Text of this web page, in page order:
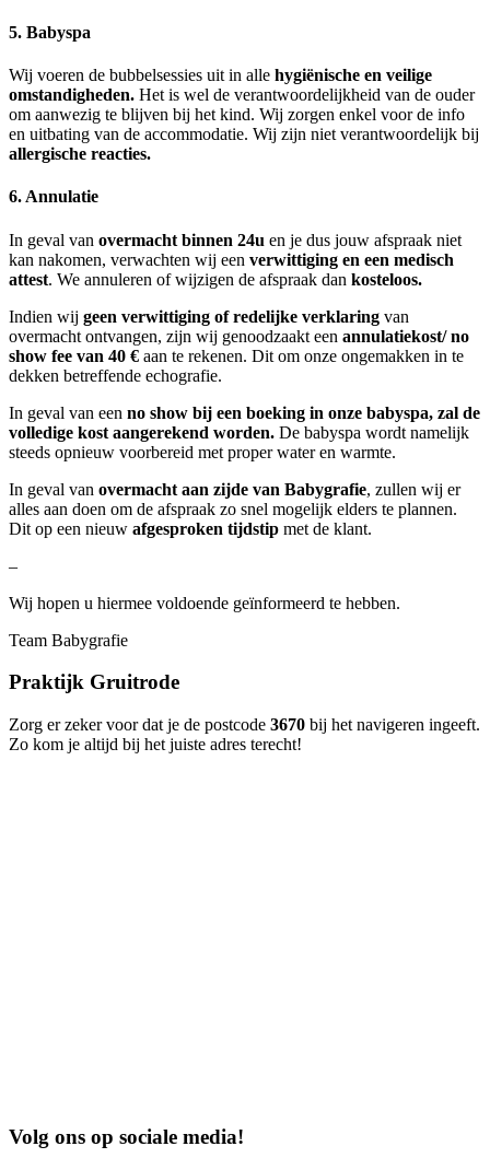
5. Babyspa
Wij voeren de bubbelsessies uit in alle hygiënische en veilige
omstandigheden. Het is wel de verantwoordelijkheid van de ouder
om aanwezig te blijven bij het kind. Wij zorgen enkel voor de info
en uitbating van de accommodatie. Wij zijn niet verantwoordelijk bij
allergische reacties.
6. Annulatie
In geval van overmacht binnen 24u en je dus jouw afspraak niet
kan nakomen, verwachten wij een verwittiging en een medisch
attest. We annuleren of wijzigen de afspraak dan kosteloos.
Indien wij geen verwittiging of redelijke verklaring van
overmacht ontvangen, zijn wij genoodzaakt een annulatiekost/ no
show fee van 40 € aan te rekenen. Dit om onze ongemakken in te
dekken betreffende echografie.
In geval van een no show bij een boeking in onze babyspa, zal de
volledige kost aangerekend worden. De babyspa wordt namelijk
steeds opnieuw voorbereid met proper water en warmte.
In geval van overmacht aan zijde van Babygrafie, zullen wij er
alles aan doen om de afspraak zo snel mogelijk elders te plannen.
Dit op een nieuw afgesproken tijdstip met de klant.
–
Wij hopen u hiermee voldoende geïnformeerd te hebben.
Team Babygrafie
Praktijk Gruitrode
Zorg er zeker voor dat je de postcode 3670 bij het navigeren ingeeft.
Zo kom je altijd bij het juiste adres terecht!
Volg ons op sociale media!